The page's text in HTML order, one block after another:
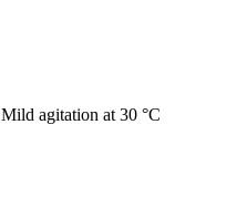
Mild agitation at 30 °C